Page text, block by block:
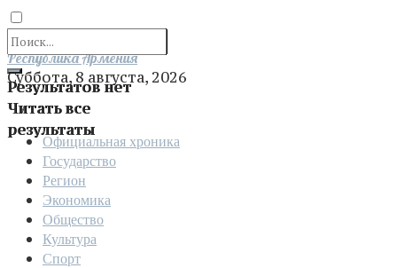
Результатов нет
Читать все
результаты
Отправить
Республика Армения
Суббота, 8 августа, 2026
Официальная хроника
Государство
Регион
Экономика
Общество
Культура
Спорт